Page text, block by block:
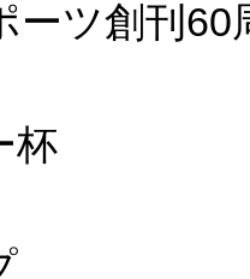
ーツ創刊60
杯